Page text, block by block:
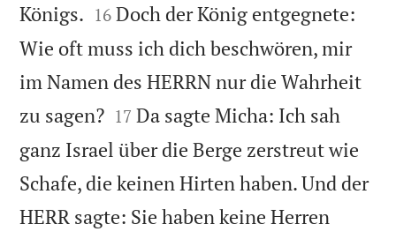
Königs. 

16 Doch der König entgegnete:
Wie oft muss ich dich beschwören, mir
im Namen des HERRN nur die Wahrheit
zu sagen?
17 Da sagte Micha: Ich sah
ganz Israel über die Berge zerstreut wie
Schafe, die keinen Hirten haben. Und der
HERR sagte: Sie haben keine Herren